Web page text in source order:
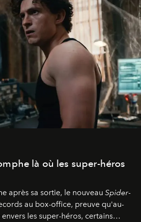
là où les super-héros
après sa sortie, le nouveau Spider-
au box-office, preuve qu'au-
les super-héros, certains